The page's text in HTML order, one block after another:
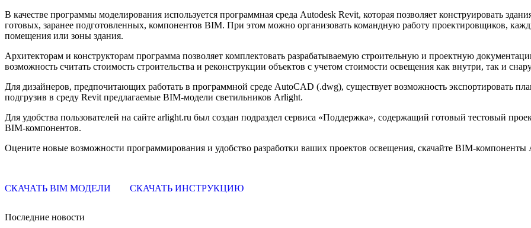
В качестве программы моделирования используется программная среда Autodesk Revit, которая позволяет конструировать
готовых, заранее подготовленных, компонентов BIM. При этом можно организовать командную работу проектировщиков,
помещения или зоны здания.
Архитекторам и конструкторам программа позволяет комплектовать разрабатываемую строительную и проектную
возможность считать стоимость строительства и реконструкции объектов с учетом стоимости освещения как внутри, так и
Для дизайнеров, предпочитающих работать в программной среде AutoCAD (.dwg), существует возможность экспортировать
подгрузив в среду Revit предлагаемые BIM-модели светильников Arlight.
Для удобства пользователей на сайте arlight.ru был создан подраздел сервиса «Поддержка», содержащий готовый тестовый
BIM-компонентов.
Оцените новые возможности программирования и удобство разработки ваших проектов освещения, скачайте BIM-компоненты
СКАЧАТЬ BIM МОДЕЛИ СКАЧАТЬ ИНСТРУКЦИЮ
Последние новости